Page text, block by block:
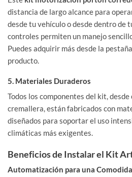
distancia de largo alcance para
desde tu vehículo o desde dentro de
controles permiten un manejo
Puedes adquirir más desde la
producto.
5. Materiales Duraderos
Todos los componentes del kit,
cremallera, están fabricados con
diseñados para soportar el uso
climáticas más exigentes.
Beneficios de Instalar el Kit
Automatización para una